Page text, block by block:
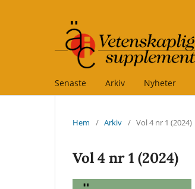
Senaste Arkiv Nyheter
Hem / Arkiv / Vol 4 nr 1 (2024)
Vol 4 nr 1 (2024)